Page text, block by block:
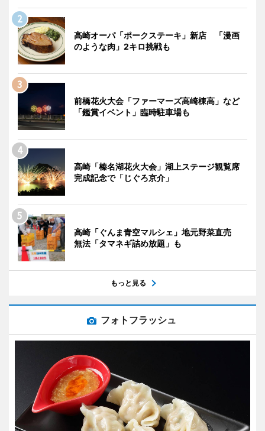
高崎オーパ「ポークステーキ」新店 「漫画
のような肉」2キロ挑戦も
前橋花火大会「ファーマーズ高崎棟高」など
「鑑賞イベント」臨時駐車場も
高崎「榛名湖花火大会」湖上ステージ観覧席
完成記念で「じぐろ京介」
高崎「ぐんま青空マルシェ」地元野菜直売
無法「タマネギ詰め放題」も
もっと見る
フォトフラッシュ